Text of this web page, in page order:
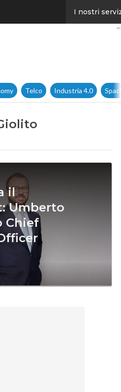
I nostri
Telco Industria 4.0
il
Umberto
Chief